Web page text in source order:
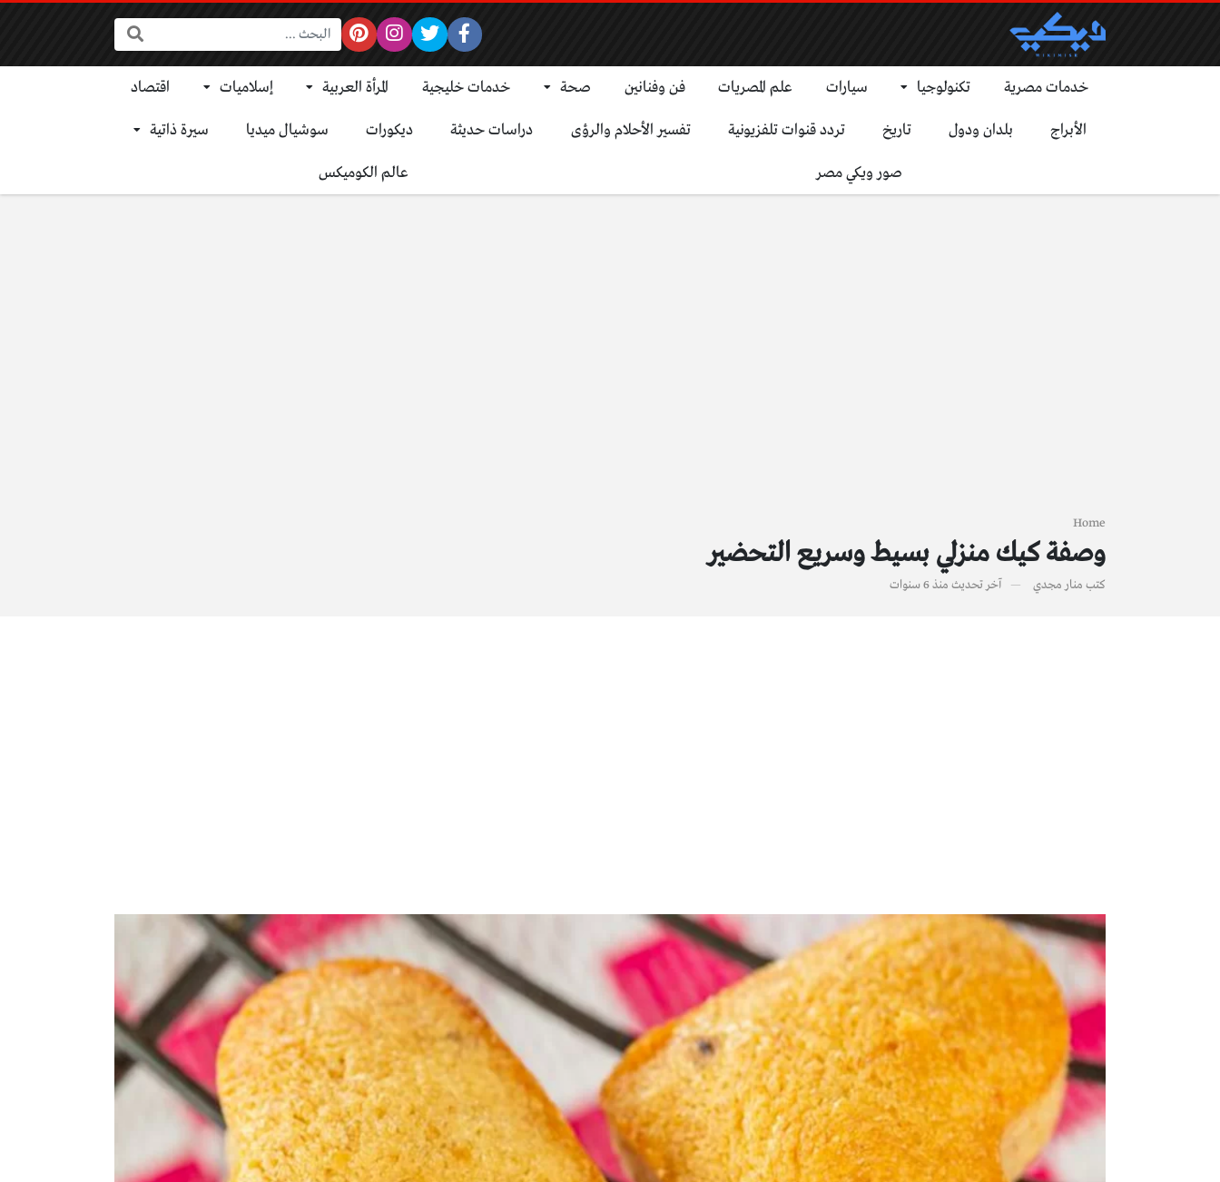
البحث:
خدمات مصرية تكنولوجيا سيارات علم المصريات فن وفنانين صحة خدمات خليجية المرأة العربية إسلاميات اقتصاد
الأبراج بلدان ودول تاريخ تردد قنوات تلفزيونية تفسير الأحلام والرؤى دراسات حديثة ديكورات سوشيال ميديا سيرة ذاتية
صور ويكي مصر عالم الكوميكس
Home
وصفة كيك منزلي بسيط وسريع التحضير
كتب منار مجدي آخر تحديث منذ 6 سنوات